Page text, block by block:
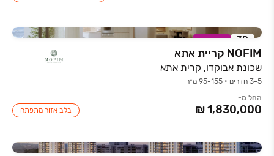
3D במבצע
NOFIM קריית אתא
שכונת אבוקדו, קרית אתא
3-5 חדרים • 95-155 מ״ר
החל מ-
בלב אזור מתפתח